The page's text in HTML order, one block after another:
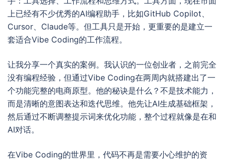
上已经有不少优秀的AI编程助手，比如GitHub Copilot、
Cursor、Claude等。但工具只是开始，更重要的是建立一
套适合Vibe Coding的工作流程。
让我分享一个真实的案例。我认识的一位创业者，之前完全
没有编程经验，但通过Vibe Coding在两周内就搭建出了一
个功能完整的电商原型。他的秘诀是什么？不是技术能力，
而是清晰的意图表达和迭代思维。他先让AI生成基础框架，
然后通过不断调整提示词来优化功能，整个过程就像是在和
AI对话。
在Vibe Coding的世界里，代码不再是需要小心维护的资